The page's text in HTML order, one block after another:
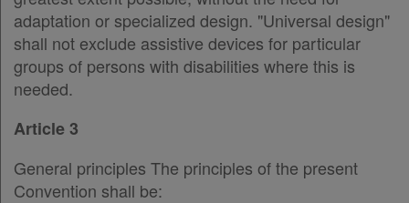
adaptation or specialized design. "Universal design"
shall not exclude assistive devices for particular
groups of persons with disabilities where this is
needed.
Article 3
General principles The principles of the present
Convention shall be: